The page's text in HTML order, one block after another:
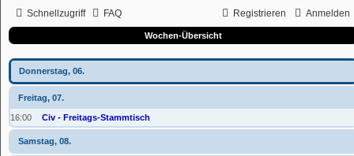
Schnellzugriff FAQ Anmelden
Registrieren
Wochen-Übersicht
Donnerstag, 06.
Freitag, 07.
16:00 Civ - Freitags-Stammtisch
Samstag, 08.